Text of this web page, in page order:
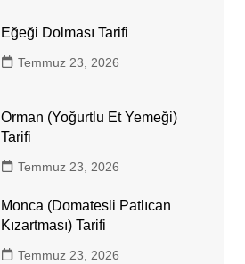
Eğeği Dolması Tarifi
Temmuz 23, 2026
Orman (Yoğurtlu Et Yemeği)
Tarifi
Temmuz 23, 2026
Monca (Domatesli Patlıcan
Kızartması) Tarifi
Temmuz 23, 2026